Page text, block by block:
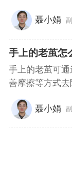
聂小娟
手上的老茧怎
手上的老茧可
善摩擦等方式
聂小娟